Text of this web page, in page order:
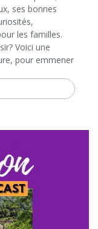
ses bonnes
les familles.
Voici une
pour emmener